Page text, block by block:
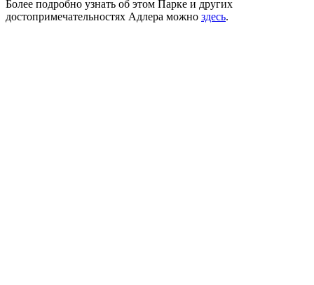
Более подробно узнать об этом Парке и других
достопримечательностях Адлера можно здесь.